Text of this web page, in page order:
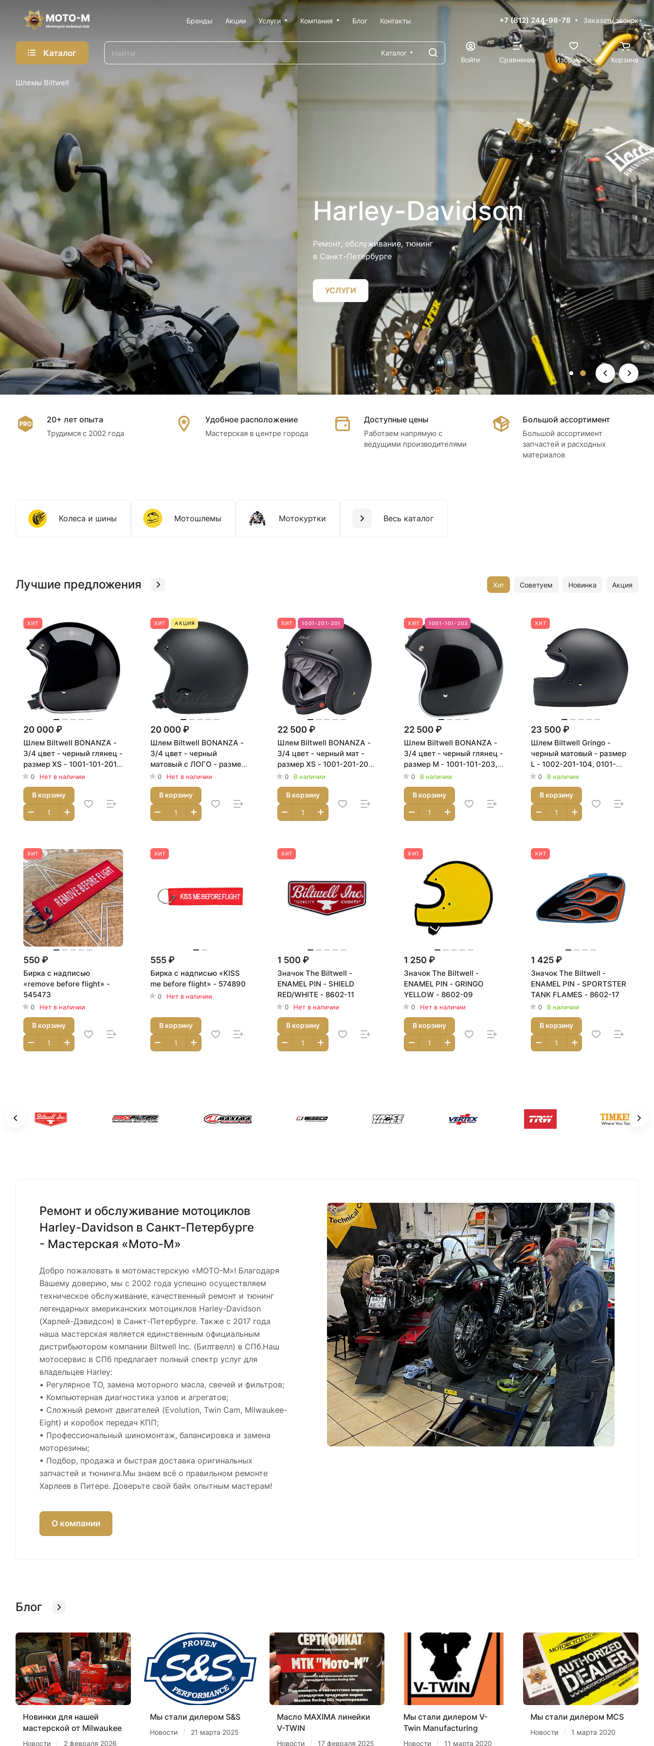
Бренды Акции Услуги Компания Блог Контакты +7 (812) 244-98-78 Заказать звонок
Каталог
Каталог
Войти
Сравнение Избранное Корзина
Шлемы Biltwell
Harley-Davidson
Ремонт, обслуживание, тюнинг
в Санкт-Петербурге
УСЛУГИ
20+ лет опыта
Трудимся с 2002 года
Удобное расположение
Мастерская в центре города
Доступные цены
Работаем напрямую с
ведущими производителями
Большой ассортимент
Большой ассортимент
запчастей и расходных
материалов
Колеса и шины Мотошлемы Мотокуртки Весь каталог
Лучшие предложения Хит Советуем Новинка Акция
ХИТ
20 000 ₽
Шлем Biltwell BONANZA -
3/4 цвет - черный глянец -
размер XS - 1001-101-201,
0104-1502
0 Нет в наличии
В корзину
ХИТ АКЦИЯ
20 000 ₽
Шлем Biltwell BONANZA -
3/4 цвет - черный
матовый с ЛОГО - размер
XS - 1001-638-201, 0104-
2846
0 Нет в наличии
В корзину
ХИТ 1001-201-201
22 500 ₽
Шлем Biltwell BONANZA -
3/4 цвет - черный мат -
размер XS - 1001-201-201,
0104-1484
0 В наличии
В корзину
ХИТ 1001-101-203
22 500 ₽
Шлем Biltwell BONANZA -
3/4 цвет - черный глянец -
размер M - 1001-101-203,
0104-1504
0 В наличии
В корзину
ХИТ
23 500 ₽
Шлем Biltwell Gringo -
черный матовый - размер
L - 1002-201-104, 0101-
11411
0 В наличии
В корзину
ХИТ
550 ₽
Бирка с надписью
«remove before flight» -
545473
0 Нет в наличии
В корзину
ХИТ
555 ₽
Бирка с надписью «KISS
me before flight» - 574890
0 Нет в наличии
В корзину
ХИТ
1 500 ₽
Значок The Biltwell -
ENAMEL PIN - SHIELD
RED/WHITE - 8602-11
0 Нет в наличии
В корзину
ХИТ
1 250 ₽
Значок The Biltwell -
ENAMEL PIN - GRINGO
YELLOW - 8602-09
0 Нет в наличии
В корзину
ХИТ
1 425 ₽
Значок The Biltwell -
ENAMEL PIN - SPORTSTER
TANK FLAMES - 8602-17
0 В наличии
В корзину
Ремонт и обслуживание мотоциклов
Harley-Davidson в Санкт-Петербурге
- Мастерская «Мото-М»
Добро пожаловать в мотомастерскую «МОТО-М»! Благодаря
Вашему доверию, мы с 2002 года успешно осуществляем
техническое обслуживание, качественный ремонт и тюнинг
легендарных американских мотоциклов Harley-Davidson
(Харлей-Дэвидсон) в Санкт-Петербурге. Также с 2017 года
наша мастерская является единственным официальным
дистрибьютором компании Biltwell Inc. (Билтвелл) в СПб.Наш
мотосервис в СПб предлагает полный спектр услуг для
владельцев Harley:
• Регулярное ТО, замена моторного масла, свечей и фильтров;
• Компьютерная диагностика узлов и агрегатов;
• Сложный ремонт двигателей (Evolution, Twin Cam, Milwaukee-
Eight) и коробок передач КПП;
• Профессиональный шиномонтаж, балансировка и замена
моторезины;
• Подбор, продажа и быстрая доставка оригинальных
запчастей и тюнинга.Мы знаем всё о правильном ремонте
Харлеев в Питере. Доверьте свой байк опытным мастерам!
О компании
Блог
Новинки для нашей
мастерской от Milwaukee
Новости / 2 февраля 2026
Мы стали дилером S&S
Новости / 21 марта 2025
Масло MAXIMA линейки
V-TWIN
Новости / 17 февраля 2025
Мы стали дилером V-
Twin Manufacturing
Новости / 11 марта 2020
Мы стали дилером MCS
Новости / 1 марта 2020